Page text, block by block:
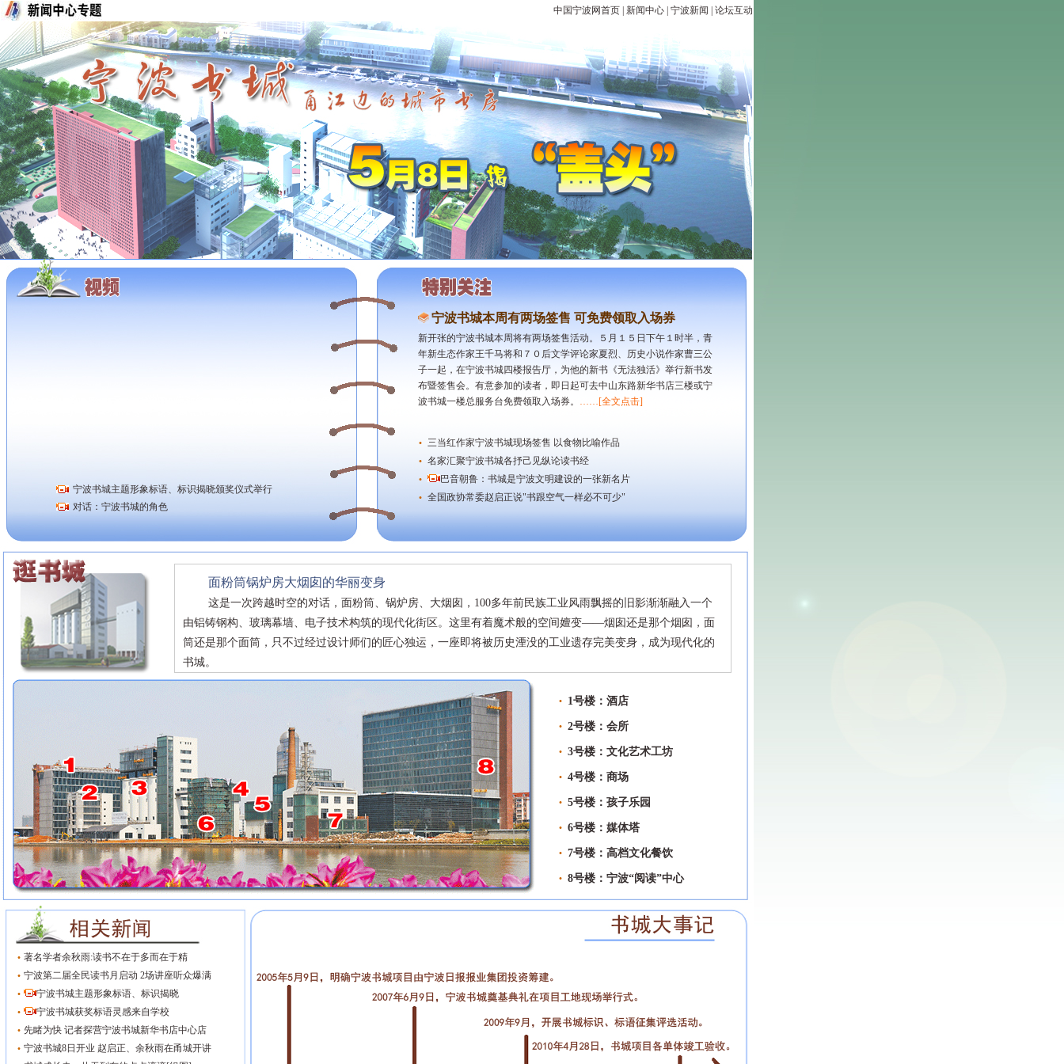
中国宁波网首页 新闻中心 宁波新闻 论坛互动
宁波书城主题形象标语、标识揭晓颁奖仪式举行
对话：宁波书城的角色
宁波书城本周有两场签售 可免费领取入场券
新开张的宁波书城本周将有两场签售活动。５月１５日下午１时半，青
年新生态作家王千马将和７０后文学评论家夏烈、历史小说作家曹三公
子一起，在宁波书城四楼报告厅，为他的新书《无法独活》举行新书发
布暨签售会。有意参加的读者，即日起可去中山东路新华书店三楼或宁
波书城一楼总服务台免费领取入场券。 ……[全文点击]
· 三当红作家宁波书城现场签售 以食物比喻作品
· 名家汇聚宁波书城各抒己见纵论读书经
· 巴音朝鲁：书城是宁波文明建设的一张新名片
· 全国政协常委赵启正说"书跟空气一样必不可少"
面粉筒锅炉房大烟囱的华丽变身
这是一次跨越时空的对话，面粉筒、锅炉房、大烟囱，100多年前民族工业风雨飘摇的旧影渐渐融入一个
由铝铸钢构、玻璃幕墙、电子技术构筑的现代化街区。这里有着魔术般的空间嬗变——烟囱还是那个烟囱，面
筒还是那个面筒，只不过经过设计师们的匠心独运，一座即将被历史湮没的工业遗存完美变身，成为现代化的
书城。
· 1号楼：酒店
· 2号楼：会所
· 3号楼：文化艺术工坊
· 4号楼：商场
· 5号楼：孩子乐园
· 6号楼：媒体塔
· 7号楼：高档文化餐饮
· 8号楼：宁波“阅读”中心
· 著名学者余秋雨:读书不在于多而在于精
· 宁波第二届全民读书月启动 2场讲座听众爆满
· 宁波书城主题形象标语、标识揭晓
· 宁波书城获奖标语灵感来自学校
· 先睹为快 记者探营宁波书城新华书店中心店
· 宁波书城8日开业 赵启正、余秋雨在甬城开讲